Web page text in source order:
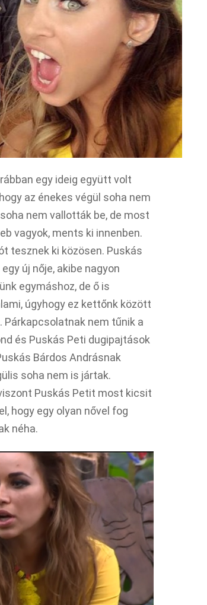
egy ideig együtt volt
az énekes végül soha nem
nem vallották be, de most
vagyok, ments ki innenben.
tesznek ki közösen. Puskás
új nője, akibe nagyon
egymáshoz, de ő is
úgyhogy ez kettőnk között
Párkapcsolatnak nem tűnik a
és Puskás Peti dugipajtások
Bárdos Andrásnak
soha nem is jártak.
Puskás Petit most kicsit
hogy egy olyan nővel fog
néha.